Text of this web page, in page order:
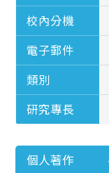
校內分機
電子郵件
類別
研究專長
個人著作